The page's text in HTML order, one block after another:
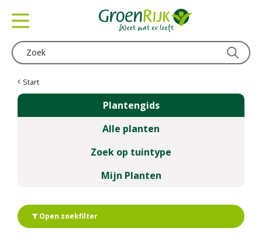
Start
Plantengids
Alle planten
Zoek op tuintype
Mijn Planten
Open zoekfilter